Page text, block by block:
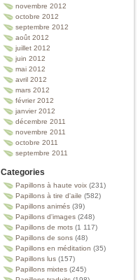
novembre 2012
octobre 2012
septembre 2012
août 2012
juillet 2012
juin 2012
mai 2012
avril 2012
mars 2012
février 2012
janvier 2012
décembre 2011
novembre 2011
octobre 2011
septembre 2011
Categories
Papillons à haute voix (231)
Papillons à tire d'aile (582)
Papillons animés (39)
Papillons d'images (248)
Papillons de mots (1 117)
Papillons de sons (48)
Papillons en méditation (35)
Papillons lus (157)
Papillons mixtes (245)